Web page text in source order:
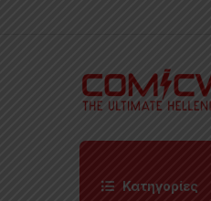
Κατηγορίες